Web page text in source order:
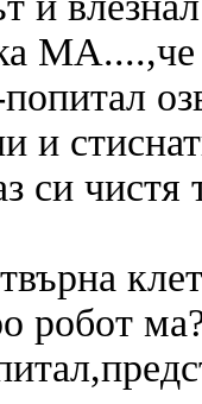
и
си чистя
робот